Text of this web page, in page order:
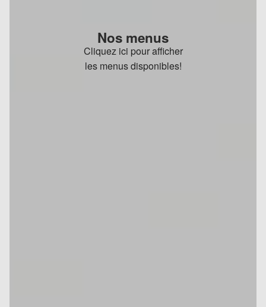
Nos menus
Cliquez ici pour afficher
les menus disponibles!